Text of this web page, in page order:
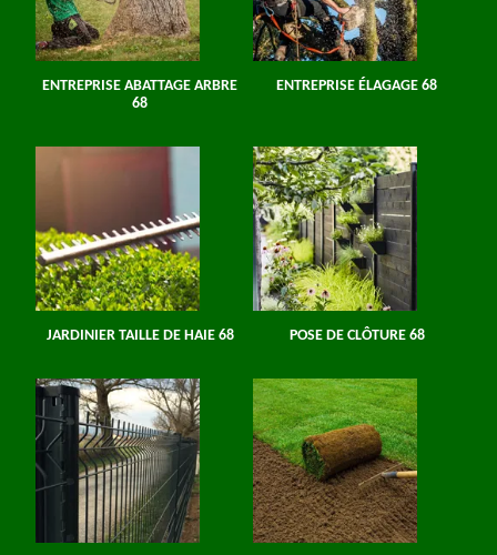
ENTREPRISE ABATTAGE ARBRE
68
ENTREPRISE ÉLAGAGE 68
JARDINIER TAILLE DE HAIE 68 POSE DE CLÔTURE 68